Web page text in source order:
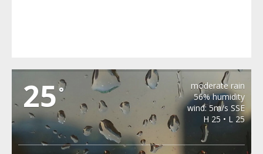
25°
moderate rain
56% humidity
wind: 5m/s SSE
H 25 • L 25